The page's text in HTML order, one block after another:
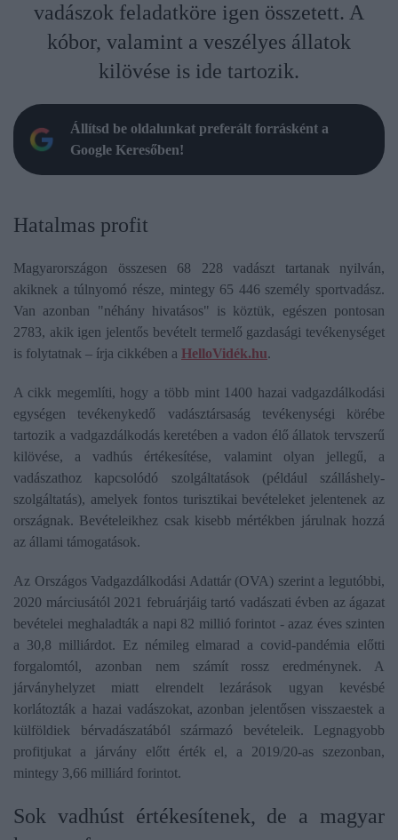
vadászok feladatköre igen összetett. A
kóbor, valamint a veszélyes állatok
kilövése is ide tartozik.
Állítsd be oldalunkat preferált forrásként a
Google Keresőben!
​Hatalmas profit​
Magyarországon összesen 68 228 vadászt tartanak nyilván,
akiknek a túlnyomó része, mintegy 65 446 személy sportvadász.
Van azonban "néhány hivatásos" is köztük, egészen pontosan
2783, akik igen jelentős bevételt termelő gazdasági tevékenységet
is folytatnak – írja cikkében a HelloVidék.hu.
A cikk megemlíti, hogy a több mint 1400 hazai vadgazdálkodási
egységen tevékenykedő vadásztársaság tevékenységi körébe
tartozik a vadgazdálkodás keretében a vadon élő állatok tervszerű
kilövése, a vadhús értékesítése, valamint olyan jellegű, a
vadászathoz kapcsolódó szolgáltatások (például szálláshely-
szolgáltatás), amelyek fontos turisztikai bevételeket jelentenek az
országnak. Bevételeikhez csak kisebb mértékben járulnak hozzá
az állami támogatások.
Az Országos Vadgazdálkodási Adattár (OVA) szerint a legutóbbi,
2020 márciusától 2021 februárjáig tartó vadászati évben az ágazat
bevételei meghaladták a napi 82 millió forintot - azaz éves szinten
a 30,8 milliárdot. Ez némileg elmarad a covid-pandémia előtti
forgalomtól, azonban nem számít rossz eredménynek. A
járványhelyzet miatt elrendelt lezárások ugyan kevésbé
korlátozták a hazai vadászokat, azonban jelentősen visszaestek a
külföldiek bérvadászatából származó bevételeik. Legnagyobb
profitjukat a járvány előtt érték el, a 2019/20-as szezonban,
mintegy 3,66 milliárd forintot.
Sok vadhúst értékesítenek, de a magyar